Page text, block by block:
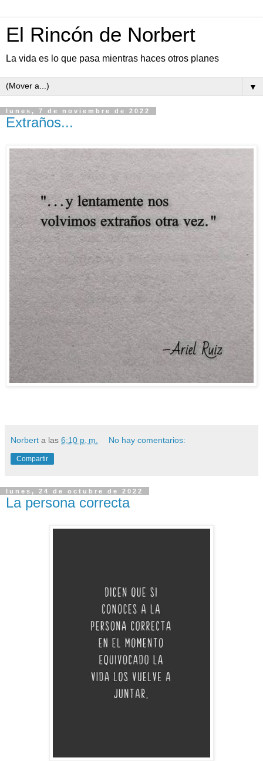
El Rincón de Norbert
La vida es lo que pasa mientras haces otros planes
▼
lunes, 7 de noviembre de 2022
Extraños...
Norbert a las 6:10 p. m. No hay comentarios:
Compartir
lunes, 24 de octubre de 2022
La persona correcta